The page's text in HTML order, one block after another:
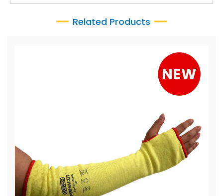
Related Products